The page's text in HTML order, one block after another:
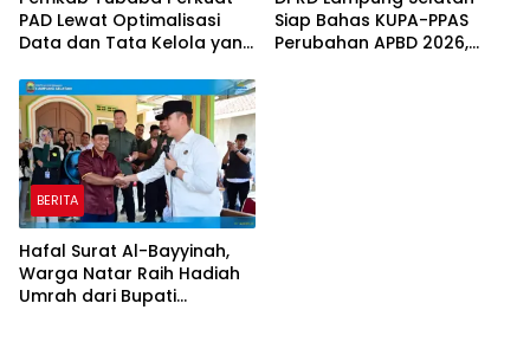
PAD Lewat Optimalisasi
Data dan Tata Kelola yang
Siap Bahas KUPA-PPAS
Perubahan APBD 2026,
BERITA
Hafal Surat Al-Bayyinah,
Warga Natar Raih Hadiah
Umrah dari Bupati